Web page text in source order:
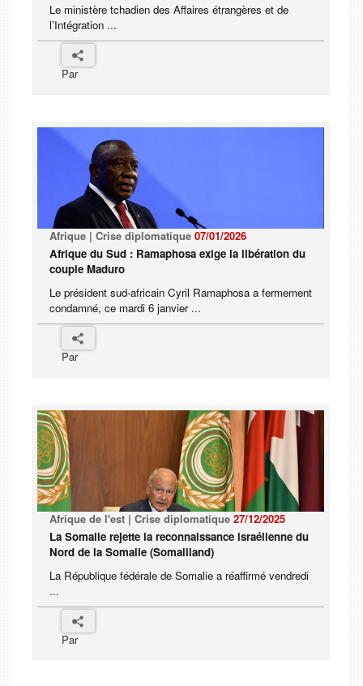
Le ministère tchadien des Affaires étrangères et de
l’Intégration ...
Par
Afrique | Crise diplomatique 07/01/2026
Afrique du Sud : Ramaphosa exige la libération du
couple Maduro
Le président sud-africain Cyril Ramaphosa a fermement
condamné, ce mardi 6 janvier ...
Par
Afrique de l'est | Crise diplomatique 27/12/2025
La Somalie rejette la reconnaissance israélienne du
Nord de la Somalie (Somaliland)
La République fédérale de Somalie a réaffirmé vendredi
...
Par